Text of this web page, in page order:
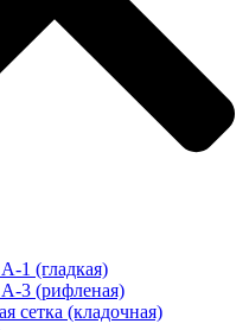
1 (гладкая)
3 (рифленая)
сетка (кладочная)